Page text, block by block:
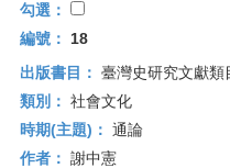
勾選：
編號：
18
出版書目： 臺灣史研究文獻類
類別： 社會文化
時期(主題)： 通論
作者： 謝中憲